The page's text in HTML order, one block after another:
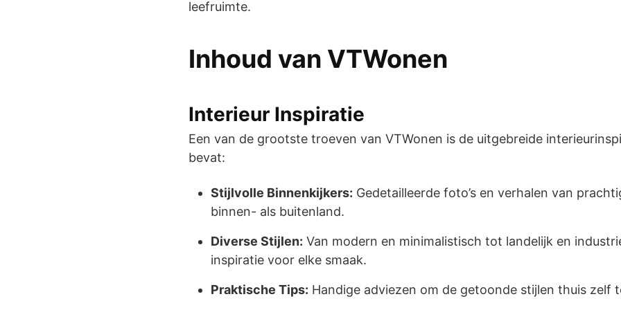
leefruimte.
Inhoud van VTWonen
Interieur Inspiratie
Een van de grootste troeven van VTWonen is de uitgebreide
bevat:
Stijlvolle Binnenkijkers: Gedetailleerde foto’s en verhalen van
binnen- als buitenland.
Diverse Stijlen: Van modern en minimalistisch tot landelijk en
inspiratie voor elke smaak.
Praktische Tips: Handige adviezen om de getoonde stijlen thuis zelf